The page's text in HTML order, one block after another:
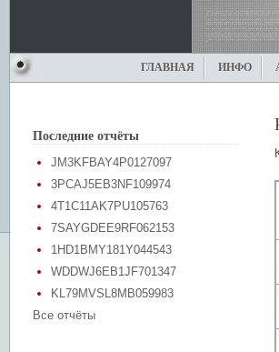
ГЛАВНАЯ ИНФО
Последние отчёты
JM3KFBAY4P0127097
3PCAJ5EB3NF109974
4T1C11AK7PU105763
7SAYGDEE9RF062153
1HD1BMY181Y044543
WDDWJ6EB1JF701347
KL79MVSL8MB059983
Все отчёты